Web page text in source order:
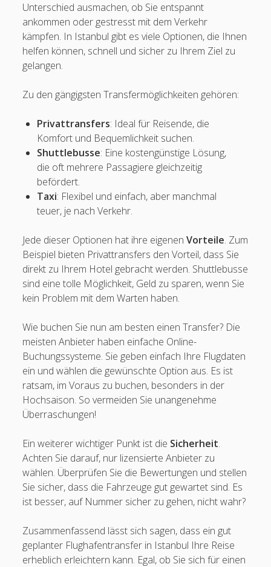
Unterschied ausmachen, ob Sie entspannt
ankommen oder gestresst mit dem Verkehr
kämpfen. In Istanbul gibt es viele Optionen, die Ihnen
helfen können, schnell und sicher zu Ihrem Ziel zu
gelangen.
Zu den gängigsten Transfermöglichkeiten gehören:
Privattransfers: Ideal für Reisende, die
Komfort und Bequemlichkeit suchen.
Shuttlebusse: Eine kostengünstige Lösung,
die oft mehrere Passagiere gleichzeitig
befördert.
Taxi: Flexibel und einfach, aber manchmal
teuer, je nach Verkehr.
Jede dieser Optionen hat ihre eigenenVorteile. Zum
Beispiel bieten Privattransfers den Vorteil, dass Sie
direkt zu Ihrem Hotel gebracht werden. Shuttlebusse
sind eine tolle Möglichkeit, Geld zu sparen, wenn Sie
kein Problem mit dem Warten haben.
Wie buchen Sie nun am besten einen Transfer? Die
meisten Anbieter haben einfache Online-
Buchungssysteme. Sie geben einfach Ihre Flugdaten
ein und wählen die gewünschte Option aus. Es ist
ratsam, im Voraus zu buchen, besonders in der
Hochsaison. So vermeiden Sie unangenehme
Überraschungen!
Ein weiterer wichtiger Punkt ist die Sicherheit.
Achten Sie darauf, nur lizensierte Anbieter zu
wählen. Überprüfen Sie die Bewertungen und stellen
Sie sicher, dass die Fahrzeuge gut gewartet sind. Es
ist besser, auf Nummer sicher zu gehen, nicht wahr?
Zusammenfassend lässt sich sagen, dass ein gut
geplanter Flughafentransfer in Istanbul Ihre Reise
erheblich erleichtern kann. Egal, ob Sie sich für einen